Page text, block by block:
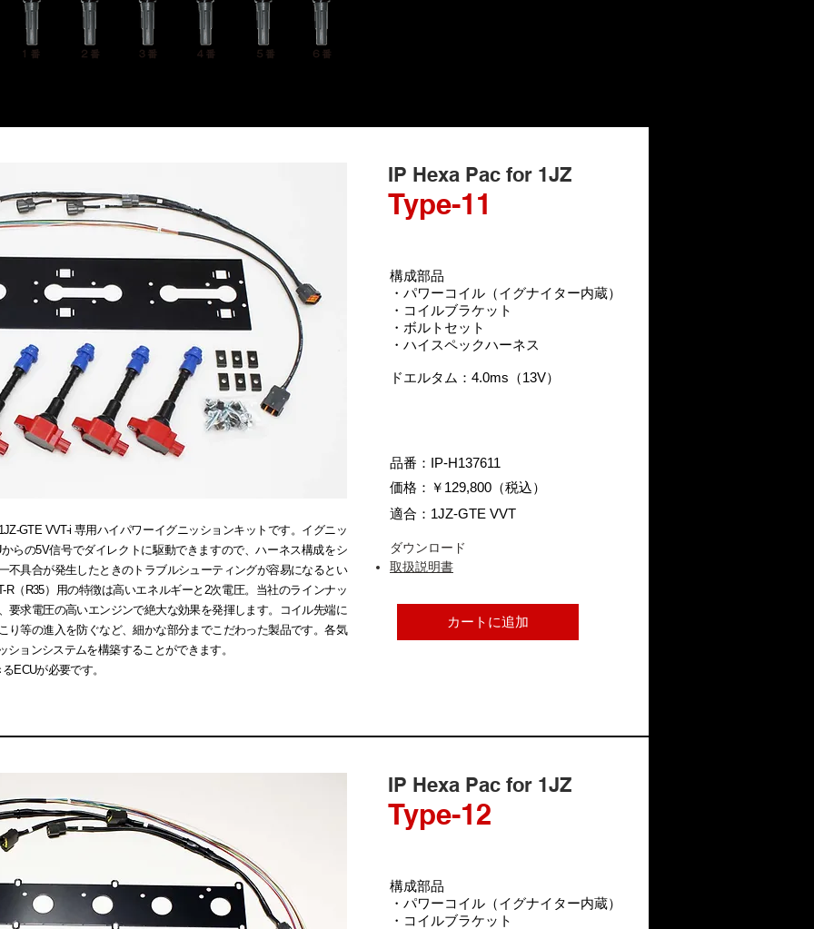
GTE VVT-i 専用ハイパワーイグニッションキットです。イグニッ
らの5V信号でダイレクトに駆動できますので、ハーネス構成をシ
不具合が発生したときのトラブルシューティングが容易になるとい
（R35）用の特徴は高いエネルギーと2次電圧。当社のラインナッ
要求電圧の高いエンジンで絶大な効果を発揮します。コイル先端に
り等の進入を防ぐなど、細かな部分までこだわった製品です。各気
ョンシステムを構築することができます。
ECUが必要です。
IP Hexa Pac for 1JZ
Type-11
構成部品
・パワーコイル（イグナイター内蔵）
・コイルブラケット
・ボルトセット
・ハイスペックハーネス
​ドエルタム：4.0ms（13V）
品番：IP-H137611
価格：￥129,800（税込）
適合：1JZ-GTE VVT
ダウンロード
取扱説明書
IP Hexa Pac for 1JZ
Type-12
構成部品
・パワーコイル（イグナイター内蔵）
・コイルブラケット
カートに追加